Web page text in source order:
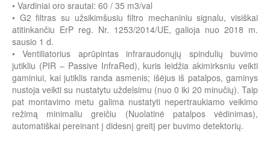
• Vardiniai oro srautai: 60 / 35 m3/val
• G2 filtras su užsikimšusiu filtro mechaniniu signalu, visiškai
atitinkančiu ErP reg. Nr. 1253/2014/UE, galioja nuo 2018 m.
sausio 1 d.
• Ventiliatorius aprūpintas infraraudonųjų spindulių buvimo
jutikliu (PIR – Passive InfraRed), kuris leidžia akimirksniu veikti
gaminiui, kai jutiklis randa asmenis; išėjus iš patalpos, gaminys
nustoja veikti su nustatytu uždelsimu (nuo 0 iki 20 minučių). Taip
pat montavimo metu galima nustatyti nepertraukiamo veikimo
režimą minimaliu greičiu (Nuolatinė patalpos vėdinimas),
automatiškai pereinant į didesnį greitį per buvimo detektorių.